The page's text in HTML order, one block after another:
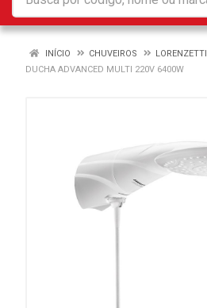
INÍCIO CHUVEIROS
LORENZETTI
DUCHA ADVANCED MULTI 220V 6400W